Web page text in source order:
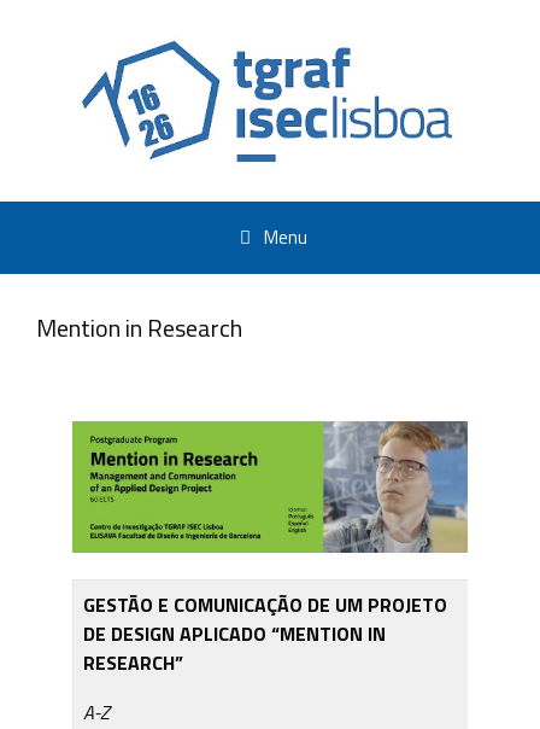
Menu
Mention in Research
GESTÃO E COMUNICAÇÃO DE UM PROJETO
DE DESIGN APLICADO “MENTION IN
RESEARCH”
A-Z